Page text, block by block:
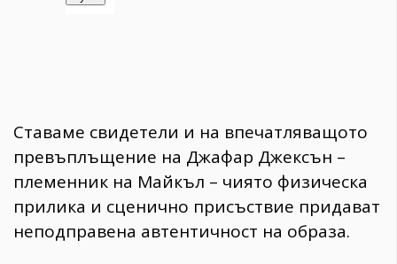
Ставаме свидетели и на впечатляващото
превъплъщение на Джафар Джексън –
племенник на Майкъл – чиято физическа
прилика и сценично присъствие придават
неподправена автентичност на образа.